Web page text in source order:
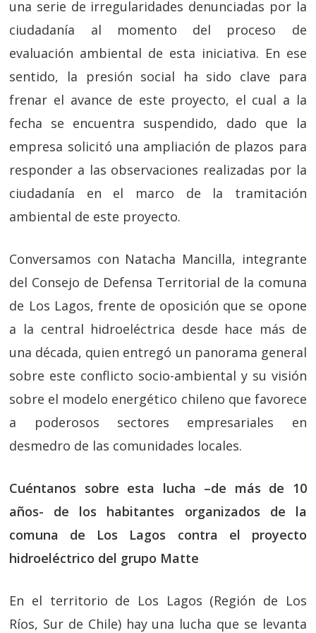
una serie de irregularidades denunciadas por la
ciudadanía al momento del proceso de
evaluación ambiental de esta iniciativa. En ese
sentido, la presión social ha sido clave para
frenar el avance de este proyecto, el cual a la
fecha se encuentra suspendido, dado que la
empresa solicitó una ampliación de plazos para
responder a las observaciones realizadas por la
ciudadanía en el marco de la tramitación
ambiental de este proyecto.
Conversamos con Natacha Mancilla, integrante
del Consejo de Defensa Territorial de la comuna
de Los Lagos, frente de oposición que se opone
a la central hidroeléctrica desde hace más de
una década, quien entregó un panorama general
sobre este conflicto socio-ambiental y su visión
sobre el modelo energético chileno que favorece
a poderosos sectores empresariales en
desmedro de las comunidades locales.
Cuéntanos sobre esta lucha –de más de 10
años- de los habitantes organizados de la
comuna de Los Lagos contra el proyecto
hidroeléctrico del grupo Matte
En el territorio de Los Lagos (Región de Los
Ríos, Sur de Chile) hay una lucha que se levanta